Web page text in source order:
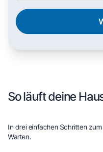
So läuft deine
In drei einfachen Schritten
Warten.